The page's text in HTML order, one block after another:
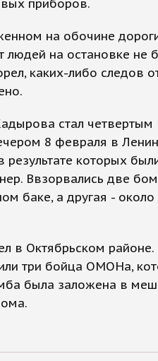
приборов.
на обочине
людей на остановке не
каких-либо следов
стал четвертым
8 февраля в
которых
Ввзорвались две
баке, а другая -
в Октябрьском районе.
три бойца ОМОНа,
была заложена в